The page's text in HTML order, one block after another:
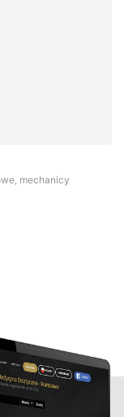
mechanicy